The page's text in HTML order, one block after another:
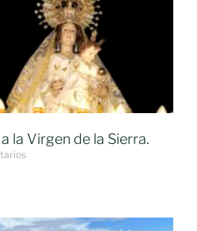
la Virgen de la Sierra.